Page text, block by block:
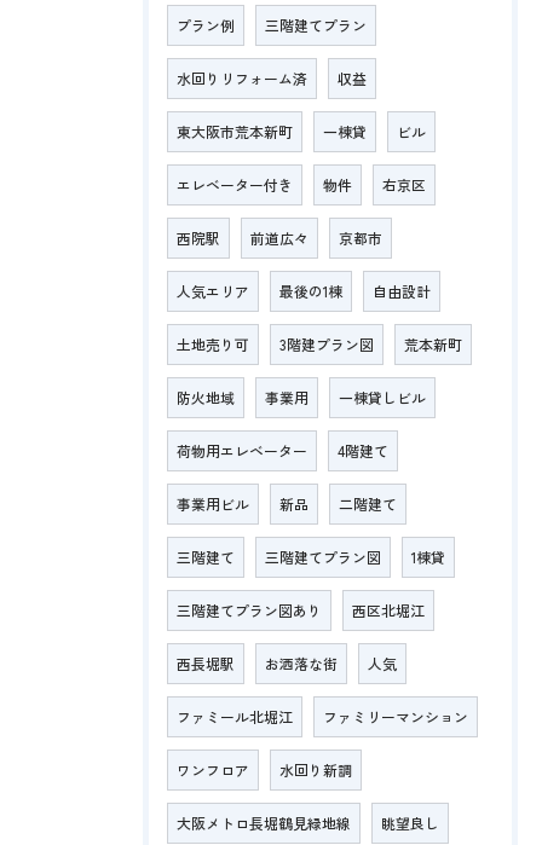
プラン例 三階建てプラン
水回りリフォーム済 収益
東大阪市荒本新町 一棟貸 ビル
エレベーター付き 物件 右京区
西院駅 前道広々 京都市
人気エリア 最後の1棟 自由設計
土地売り可 3階建プラン図 荒本新町
防火地域 事業用 一棟貸しビル
荷物用エレベーター 4階建て
事業用ビル 新品 二階建て
三階建て 三階建てプラン図 1棟貸
三階建てプラン図あり 西区北堀江
西長堀駅 お洒落な街 人気
ファミール北堀江 ファミリーマンション
ワンフロア 水回り新調
大阪メトロ長堀鶴見緑地線 眺望良し